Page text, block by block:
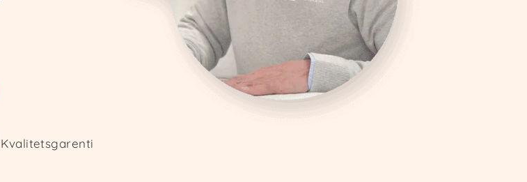
Kvalitetsgarenti